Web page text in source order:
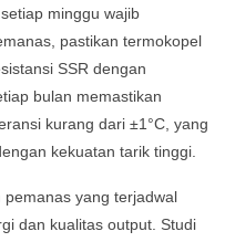
minggu wajib
pastikan termokopel
SSR dengan
bulan memastikan
kurang dari ±1°C, yang
kekuatan tarik tinggi.
yang terjadwal
dan kualitas output. Studi